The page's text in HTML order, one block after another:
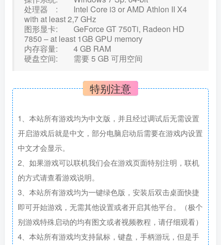
处理器 : Intel Core i3 or AMD Athlon II X4
with at least 2,7 GHz
图形显卡: GeForce GT 750Ti, Radeon HD
7850 – at least 1GB GPU memory
内存容量: 4 GB RAM
硬盘空间: 需要 5 GB 可用空间
特别注意
1、本站所有游戏均为中文版，并且经过调试后无需设置
开启游戏后就是中文，部分电脑启动后需要在游戏内设置
中文才会显示。
2、如果游戏可以联机我们会在游戏页面特别注明，联机
的方式请查看游戏说明。
3、本站所有游戏均为一键绿色版，安装后双击桌面快捷
即可开始游戏，无需其他设置或者开启其他平台。（极个
别游戏特殊启动的均有图文或者视频教程，请仔细观看）
4、本站所有游戏均支持鼠标，键盘，手柄游玩，但是手